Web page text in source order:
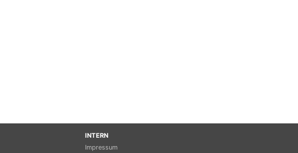
INTERN
Impressum